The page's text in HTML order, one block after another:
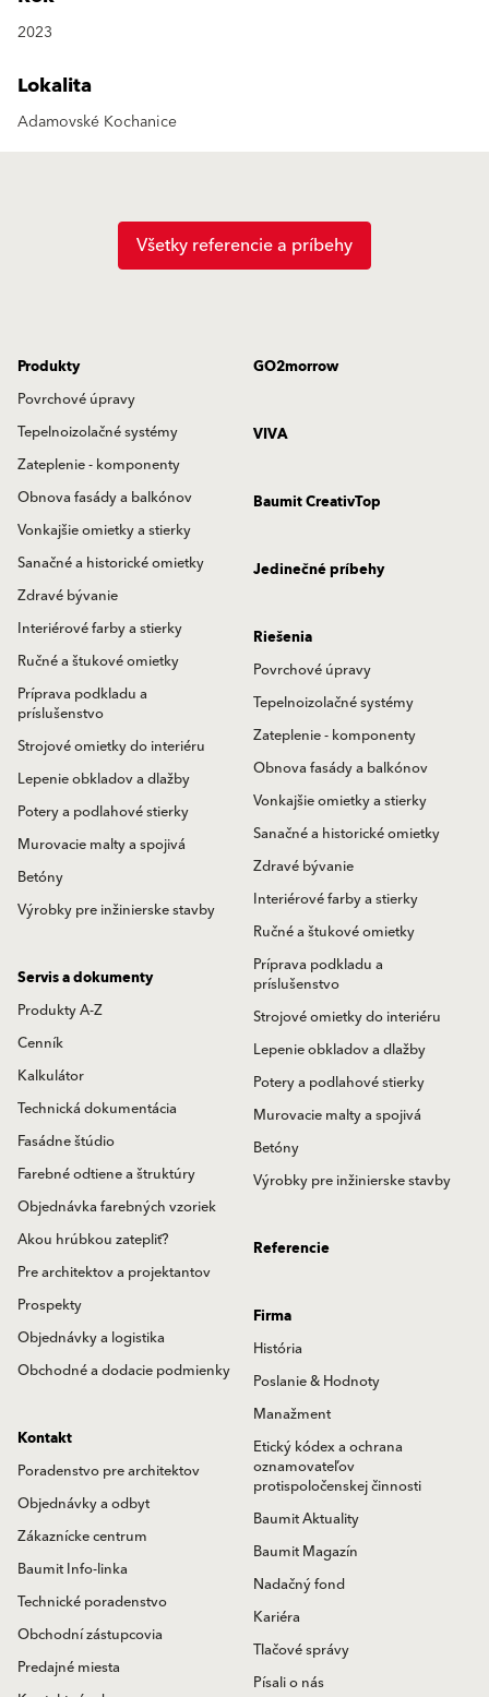
2023
Lokalita
Adamovské Kochanice
Všetky referencie a príbehy
Produkty
Povrchové úpravy
Tepelnoizolačné systémy
Zateplenie - komponenty
Obnova fasády a balkónov
Vonkajšie omietky a stierky
Sanačné a historické omietky
Zdravé bývanie
Interiérové farby a stierky
Ručné a štukové omietky
Príprava podkladu a
príslušenstvo
Strojové omietky do interiéru
Lepenie obkladov a dlažby
Potery a podlahové stierky
Murovacie malty a spojivá
Betóny
Výrobky pre inžinierske stavby
GO2morrow
VIVA
Baumit CreativTop
Jedinečné príbehy
Riešenia
Povrchové úpravy
Tepelnoizolačné systémy
Zateplenie - komponenty
Obnova fasády a balkónov
Vonkajšie omietky a stierky
Sanačné a historické omietky
Zdravé bývanie
Interiérové farby a stierky
Ručné a štukové omietky
Príprava podkladu a
príslušenstvo
Strojové omietky do interiéru
Lepenie obkladov a dlažby
Potery a podlahové stierky
Murovacie malty a spojivá
Betóny
Výrobky pre inžinierske stavby
Servis a dokumenty
Produkty A-Z
Cenník
Kalkulátor
Technická dokumentácia
Fasádne štúdio
Farebné odtiene a štruktúry
Objednávka farebných vzoriek
Akou hrúbkou zatepliť?
Pre architektov a projektantov
Prospekty
Objednávky a logistika
Obchodné a dodacie podmienky
Referencie
Firma
História
Poslanie & Hodnoty
Manažment
Etický kódex a ochrana
oznamovateľov
protispoločenskej činnosti
Baumit Aktuality
Baumit Magazín
Nadačný fond
Kariéra
Tlačové správy
Písali o nás
Kontakt
Poradenstvo pre architektov
Objednávky a odbyt
Zákaznícke centrum
Baumit Info-linka
Technické poradenstvo
Obchodní zástupcovia
Predajné miesta